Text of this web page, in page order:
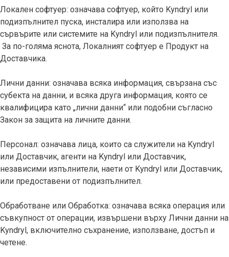
Локален софтуер: означава софтуер, който Kyndryl или
подизпълнител пуска, инсталира или използва на
сървърите или системите на Kyndryl или подизпълнителя.
За по-голяма яснота, Локалният софтуер е Продукт на
Доставчика.
Лични данни: означава всяка информация, свързана със
субекта на данни, и всяка друга информация, която се
квалифицира като „лични данни“ или подобни съгласно
Закон за защита на личните данни.
Персонал: означава лица, които са служители на Kyndryl
или Доставчик, агенти на Kyndryl или Доставчик,
независими изпълнители, наети от Kyndryl или Доставчик,
или предоставени от подизпълнител.
Обработване или Обработка: означава всяка операция или
съвкупност от операции, извършени върху Лични данни на
Kyndryl, включително съхранение, използване, достъп и
четене.